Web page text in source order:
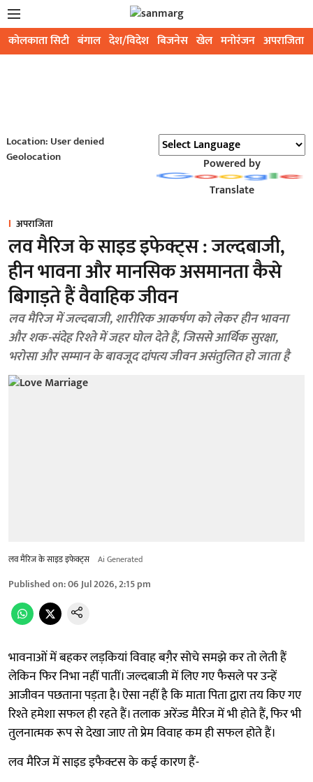
कोलकाता सिटी बंगाल देश/विदेश बिजनेस खेल मनोरंजन अपराजिता
Location: User denied
Geolocation
Powered by
Translate
अपराजिता
लव मैरिज के साइड इफेक्ट्स : जल्दबाजी,
हीन भावना और मानसिक असमानता कैसे
बिगाड़ते हैं वैवाहिक जीवन
लव मैरिज में जल्दबाजी, शारीरिक आकर्षण को लेकर हीन भावना
और शक-संदेह रिश्ते में जहर घोल देते हैं, जिससे आर्थिक सुरक्षा,
भरोसा और सम्मान के बावजूद दांपत्य जीवन असंतुलित हो जाता है
लव मैरिज के साइड इफेक्ट्स Ai Generated
Published on:06 Jul 2026, 2:15 pm
भावनाओं में बहकर लड़कियां विवाह बगै़र सोचे समझे कर तो लेती हैं
लेकिन फिर निभा नहीं पातीं। जल्दबाजी में लिए गए फैसले पर उन्हें
आजीवन पछताना पड़ता है। ऐसा नहीं है कि माता पिता द्वारा तय किए गए
रिश्ते हमेशा सफल ही रहते हैं। तलाक अरेंज्ड मैरिज में भी होते हैं, फिर भी
तुलनात्मक रूप से देखा जाए तो प्रेम विवाह कम ही सफल होते हैं।
लव मैरिज में साइड इफैक्टस के कई कारण हैं-